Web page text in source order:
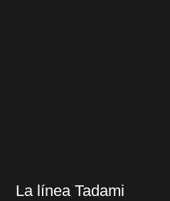
La línea Tadami